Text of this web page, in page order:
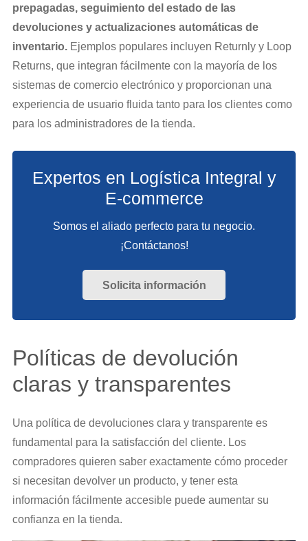
prepagadas, seguimiento del estado de las
devoluciones y actualizaciones automáticas de
inventario.Ejemplos populares incluyen Returnly y Loop
Returns, que integran fácilmente con la mayoría de los
sistemas de comercio electrónico y proporcionan una
experiencia de usuario fluida tanto para los clientes como
para los administradores de la tienda.
Expertos en Logística Integral y
E-commerce
Somos el aliado perfecto para tu negocio.
¡Contáctanos!
Solicita información
Políticas de devolución
claras y transparentes
Una política de devoluciones clara y transparente es
fundamental para la satisfacción del cliente. Los
compradores quieren saber exactamente cómo proceder
si necesitan devolver un producto, y tener esta
información fácilmente accesible puede aumentar su
confianza en la tienda.